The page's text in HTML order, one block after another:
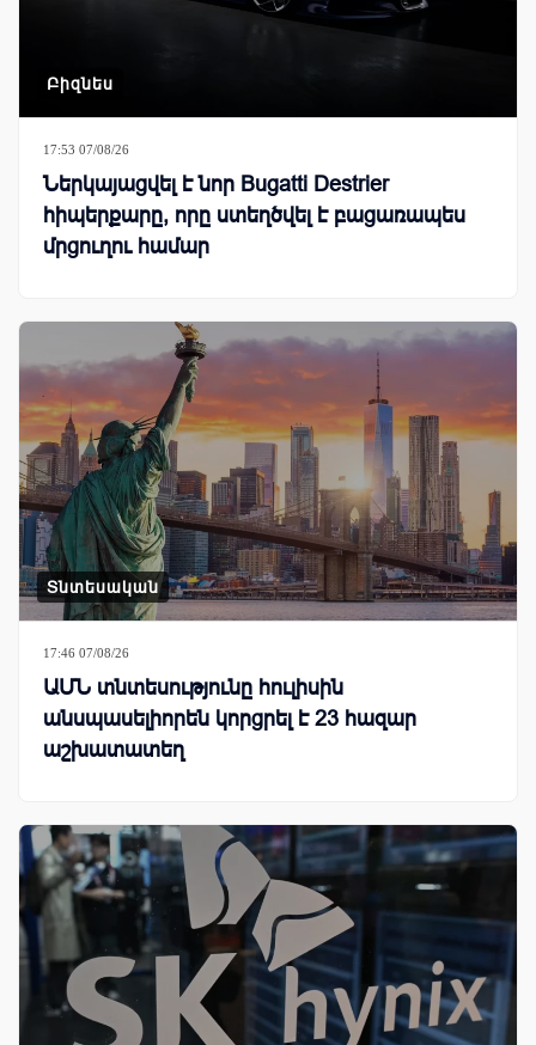
Բիզնես
17:53 07/08/26
Ներկայացվել է նոր Bugatti Destrier
հիպերքարը, որը ստեղծվել է բացառապես
մրցուղու համար
Տնտեսական
17:46 07/08/26
ԱՄՆ տնտեսությունը հուլիսին
անսպասելիորեն կորցրել է 23 հազար
աշխատատեղ